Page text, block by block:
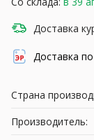
Доставка
Доставка
Страна
Производитель: